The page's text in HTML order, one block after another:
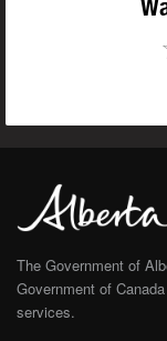
The Government of
Government of
services.